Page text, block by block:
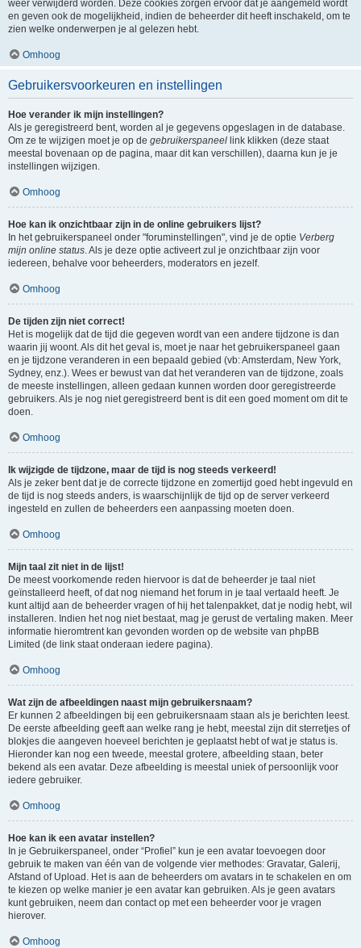
weer verwijderd worden. Deze cookies zorgen ervoor dat je aangemeld wordt
en geven ook de mogelijkheid, indien de beheerder dit heeft inschakeld, om te
zien welke onderwerpen je al gelezen hebt.
Omhoog
Gebruikersvoorkeuren en instellingen
Hoe verander ik mijn instellingen?
Als je geregistreerd bent, worden al je gegevens opgeslagen in de database.
Om ze te wijzigen moet je op de gebruikerspaneel link klikken (deze staat
meestal bovenaan op de pagina, maar dit kan verschillen), daarna kun je je
instellingen wijzigen.
Omhoog
Hoe kan ik onzichtbaar zijn in de online gebruikers lijst?
In het gebruikerspaneel onder "foruminstellingen", vind je de optie Verberg
mijn online status. Als je deze optie activeert zul je onzichtbaar zijn voor
iedereen, behalve voor beheerders, moderators en jezelf.
Omhoog
De tijden zijn niet correct!
Het is mogelijk dat de tijd die gegeven wordt van een andere tijdzone is dan
waarin jij woont. Als dit het geval is, moet je naar het gebruikerspaneel gaan
en je tijdzone veranderen in een bepaald gebied (vb: Amsterdam, New York,
Sydney, enz.). Wees er bewust van dat het veranderen van de tijdzone, zoals
de meeste instellingen, alleen gedaan kunnen worden door geregistreerde
gebruikers. Als je nog niet geregistreerd bent is dit een goed moment om dit te
doen.
Omhoog
Ik wijzigde de tijdzone, maar de tijd is nog steeds verkeerd!
Als je zeker bent dat je de correcte tijdzone en zomertijd goed hebt ingevuld en
de tijd is nog steeds anders, is waarschijnlijk de tijd op de server verkeerd
ingesteld en zullen de beheerders een aanpassing moeten doen.
Omhoog
Mijn taal zit niet in de lijst!
De meest voorkomende reden hiervoor is dat de beheerder je taal niet
geïnstalleerd heeft, of dat nog niemand het forum in je taal vertaald heeft. Je
kunt altijd aan de beheerder vragen of hij het talenpakket, dat je nodig hebt, wil
installeren. Indien het nog niet bestaat, mag je gerust de vertaling maken. Meer
informatie hieromtrent kan gevonden worden op de website van phpBB
Limited (de link staat onderaan iedere pagina).
Omhoog
Wat zijn de afbeeldingen naast mijn gebruikersnaam?
Er kunnen 2 afbeeldingen bij een gebruikersnaam staan als je berichten leest.
De eerste afbeelding geeft aan welke rang je hebt, meestal zijn dit sterretjes of
blokjes die aangeven hoeveel berichten je geplaatst hebt of wat je status is.
Hieronder kan nog een tweede, meestal grotere, afbeelding staan, beter
bekend als een avatar. Deze afbeelding is meestal uniek of persoonlijk voor
iedere gebruiker.
Omhoog
Hoe kan ik een avatar instellen?
In je Gebruikerspaneel, onder “Profiel” kun je een avatar toevoegen door
gebruik te maken van één van de volgende vier methodes: Gravatar, Galerij,
Afstand of Upload. Het is aan de beheerders om avatars in te schakelen en om
te kiezen op welke manier je een avatar kan gebruiken. Als je geen avatars
kunt gebruiken, neem dan contact op met een beheerder voor je vragen
hierover.
Omhoog